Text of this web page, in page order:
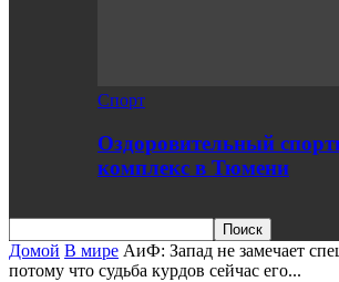
Спорт
Оздоровительный
комплекс в Тюмени
Домой В мире АиФ: Запад не замечает
потому что судьба курдов сейчас его...